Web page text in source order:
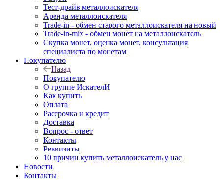
Тест-драйв металлоискателя
Аренда металлоискателя
Trade-in - обмен старого металлоискателя на новый
Trade-in-mix - обмен монет на металлоискатель
Скупка монет, оценка монет, консультация
специалиста по монетам
Покупателю
Назад
Покупателю
О группе ИскателИ
Как купить
Оплата
Рассрочка и кредит
Доставка
Вопрос - ответ
Контакты
Реквизиты
10 причин купить металлоискатель у нас
Новости
Контакты